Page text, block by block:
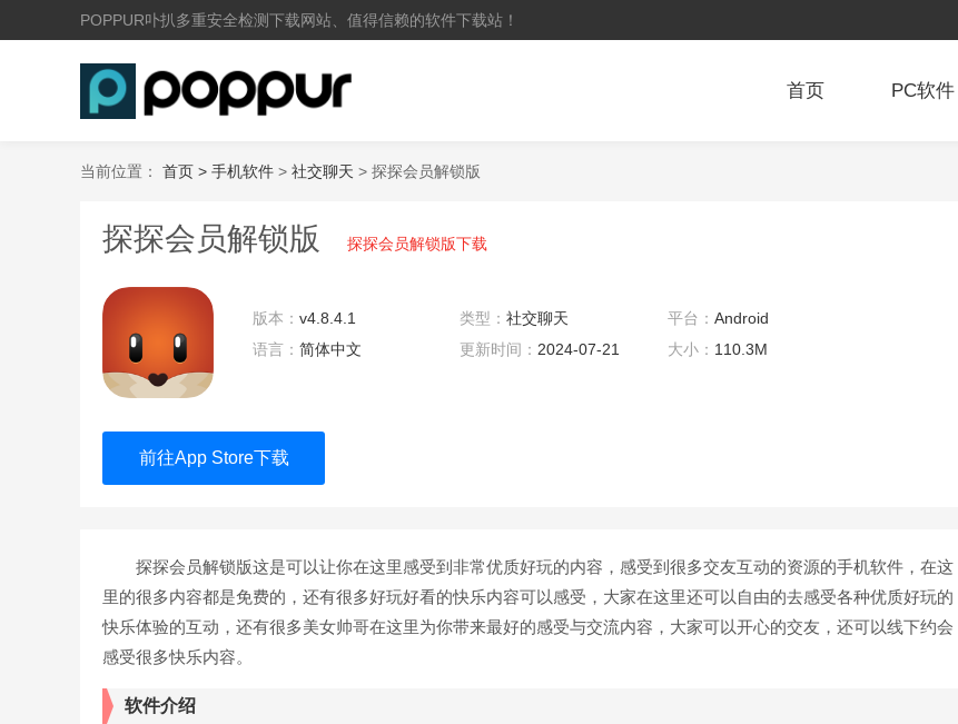
POPPUR卟扒多重安全检测下载网站、值得信赖的软件下载站！
首页 PC软件
当前位置： 首页 > 手机软件 > 社交聊天 > 探探会员解锁版
探探会员解锁版 探探会员解锁版下载
版本： v4.8.4.1 类型：社交聊天 平台： Android
语言： 简体中文 更新时间： 2024-07-21
大小： 110.3M
前往App Store下载
探探会员解锁版这是可以让你在这里感受到非常优质好玩的内容，感受到很多交友互动的资源的手机软件，在这
里的很多内容都是免费的，还有很多好玩好看的快乐内容可以感受，大家在这里还可以自由的去感受各种优质好玩的
快乐体验的互动，还有很多美女帅哥在这里为你带来最好的感受与交流内容，大家可以开心的交友，还可以线下约会
感受很多快乐内容。
软件介绍